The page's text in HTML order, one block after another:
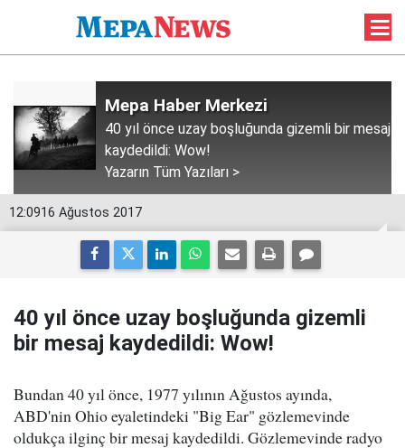
Mepa Haber Merkezi
40 yıl önce uzay boşluğunda gizemli bir mesaj
kaydedildi: Wow!
Yazarın Tüm Yazıları >
12:0916 Ağustos 2017
40 yıl önce uzay boşluğunda gizemli
bir mesaj kaydedildi: Wow!
Bundan 40 yıl önce, 1977 yılının Ağustos ayında,
ABD'nin Ohio eyaletindeki "Big Ear" gözlemevinde
oldukça ilginç bir mesaj kaydedildi. Gözlemevinde radyo